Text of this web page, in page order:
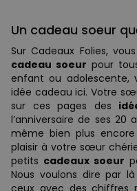
Un cadeau soeur
Sur Cadeaux Folies,
cadeau soeur pour
enfant ou adolescente,
idée cadeau ici. Votre
sur ces pages des
l’anniversaire de ses 20
même bien plus
plaisir à votre sœur
petits cadeaux soeur
Nous voulons dire par
ceux avec des chiffres